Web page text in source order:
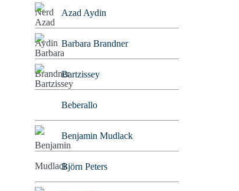
Azad Aydin
Barbara Brandner
Bartzissey
Beberallo
Benjamin Mudlack
Björn Peters